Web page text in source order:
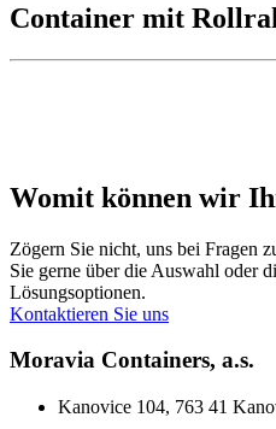
Container mit
Womit können wir
Zögern Sie nicht, uns bei Fragen
Sie gerne über die Auswahl oder
Lösungsoptionen.
Kontaktieren Sie uns
Moravia Containers, a.s.
Kanovice 104, 763 41